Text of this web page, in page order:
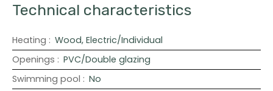
Technical characteristics
Heating : Wood, Electric/Individual
Openings : PVC/Double glazing
Swimming pool : No